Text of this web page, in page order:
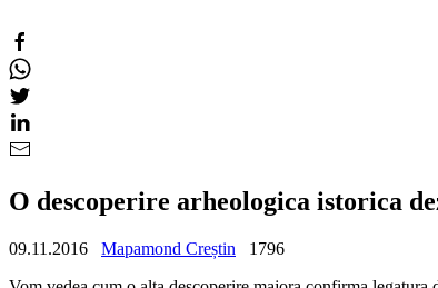
O descoperire arheologica istorica
09.11.2016 Mapamond Creștin
1796